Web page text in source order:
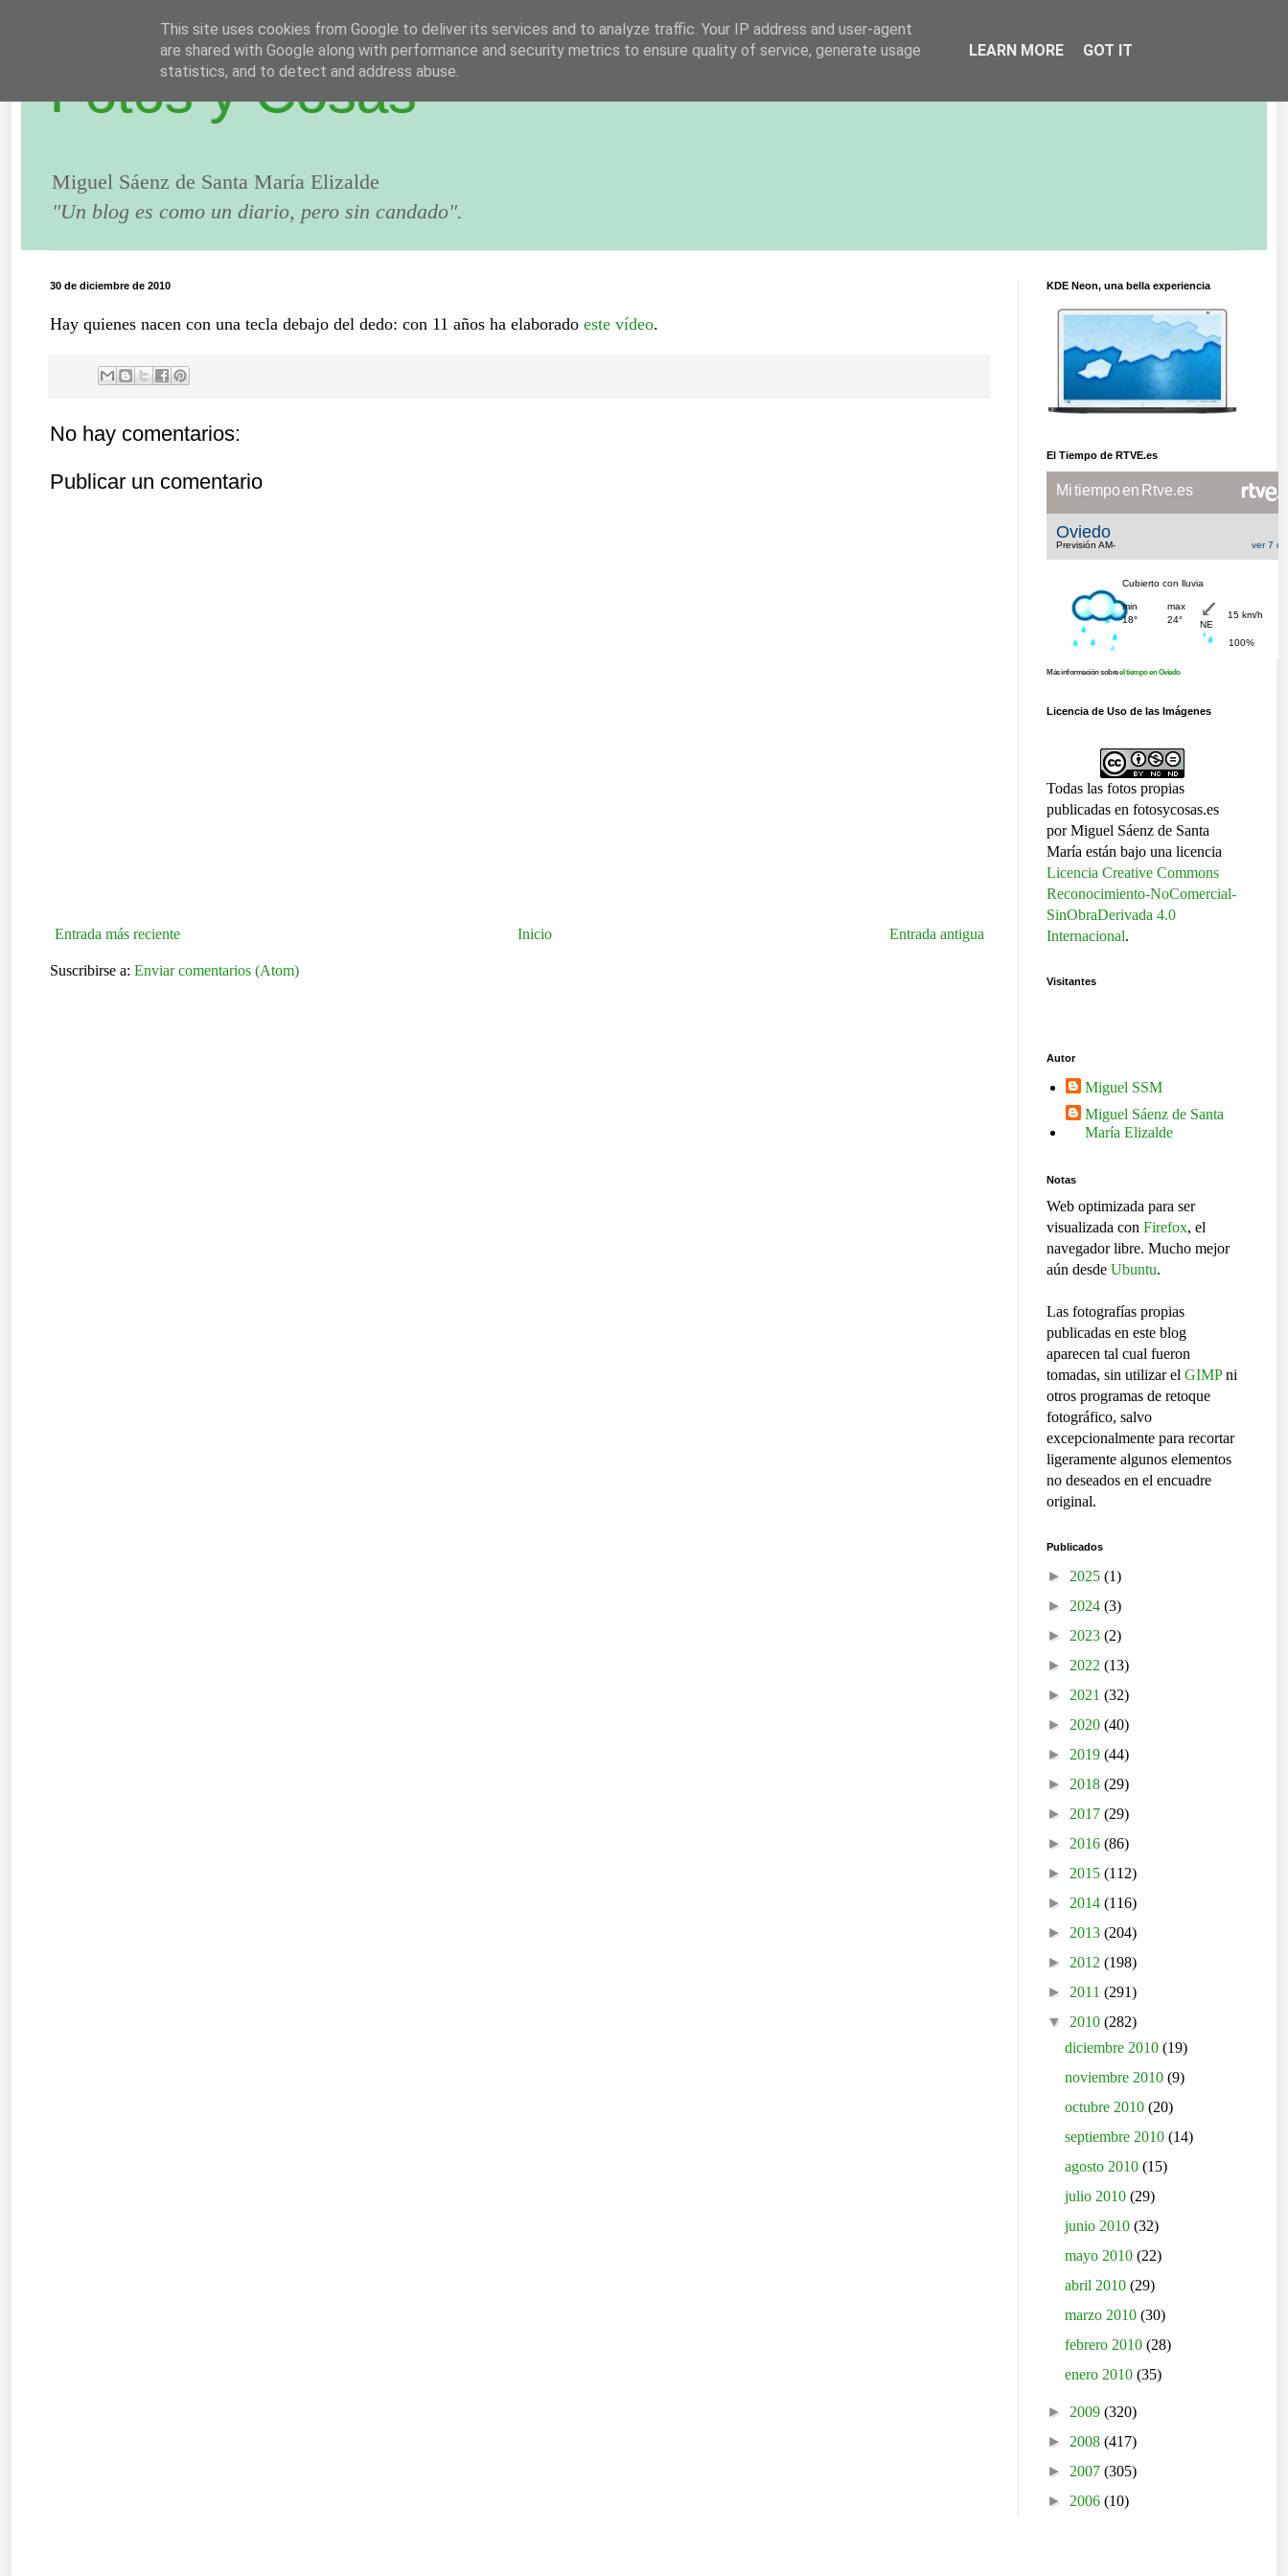
Fotos y Cosas
Miguel Sáenz de Santa María Elizalde
"Un blog es como un diario, pero sin candado".
30 de diciembre de 2010
Hay quienes nacen con una tecla debajo del dedo: con 11 años ha elaborado este vídeo.
No hay comentarios:
Publicar un comentario
Entrada más reciente Entrada antigua
Inicio
Suscribirse a: Enviar comentarios (Atom)
KDE Neon, una bella experiencia
El Tiempo de RTVE.es
Más información sobreel tiempo en Oviedo
Licencia de Uso de las Imágenes
Todas las fotos propias
publicadas en fotosycosas.es
por Miguel Sáenz de Santa
María están bajo una licencia
Licencia Creative Commons
Reconocimiento-NoComercial-
SinObraDerivada 4.0
Internacional.
Visitantes
Autor
Miguel SSM
Miguel Sáenz de Santa
María Elizalde
Notas
Web optimizada para ser
visualizada con Firefox, el
navegador libre. Mucho mejor
aún desde Ubuntu.
Las fotografías propias
publicadas en este blog
aparecen tal cual fueron
tomadas, sin utilizar el GIMPni
otros programas de retoque
fotográfico, salvo
excepcionalmente para recortar
ligeramente algunos elementos
no deseados en el encuadre
original.
Publicados
► 2025 (1)
► 2024 (3)
► 2023 (2)
► 2022 (13)
► 2021 (32)
► 2020 (40)
► 2019 (44)
► 2018 (29)
► 2017 (29)
► 2016 (86)
► 2015 (112)
► 2014 (116)
► 2013 (204)
► 2012 (198)
► 2011 (291)
▼ 2010 (282)
diciembre 2010(19)
noviembre 2010(9)
octubre 2010(20)
septiembre 2010(14)
agosto 2010(15)
julio 2010(29)
junio 2010(32)
mayo 2010(22)
abril 2010(29)
marzo 2010(30)
febrero 2010(28)
enero 2010(35)
► 2009 (320)
► 2008 (417)
► 2007 (305)
► 2006 (10)
This site uses cookies from Google to deliver its services and to analyze traffic. Your IP address and user-agent
are shared with Google along with performance and security metrics to ensure quality of service, generate usage
statistics, and to detect and address abuse.
LEARN MORE GOT IT